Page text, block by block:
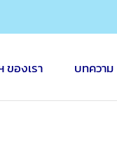
ของเรา บทความ